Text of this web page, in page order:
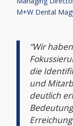
M+W Dental
“Wir
die
und
deutlich